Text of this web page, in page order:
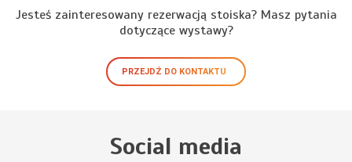
Jesteś zainteresowany rezerwacją stoiska? Masz pytania
dotyczące wystawy?
PRZEJDŹ DO KONTAKTU
Social media